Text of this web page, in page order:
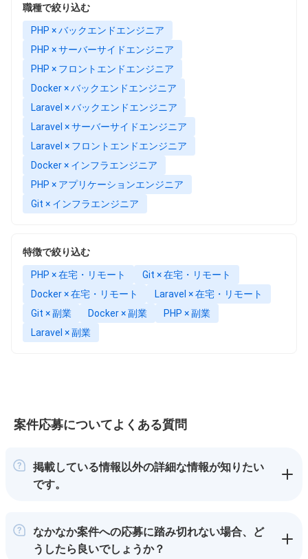
職種で絞り込む
PHP × バックエンドエンジニア
PHP × サーバーサイドエンジニア
PHP × フロントエンドエンジニア
Docker × バックエンドエンジニア
Laravel × バックエンドエンジニア
Laravel × サーバーサイドエンジニア
Laravel × フロントエンドエンジニア
Docker × インフラエンジニア
PHP × アプリケーションエンジニア
Git × インフラエンジニア
特徴で絞り込む
PHP × 在宅・リモート
Git × 在宅・リモート
Docker × 在宅・リモート
Laravel × 在宅・リモート
Git × 副業
Docker × 副業
PHP × 副業
Laravel × 副業
案件応募についてよくある質問
掲載している情報以外の詳細な情報が知りたい
です。
なかなか案件への応募に踏み切れない場合、ど
うしたら良いでしょうか？